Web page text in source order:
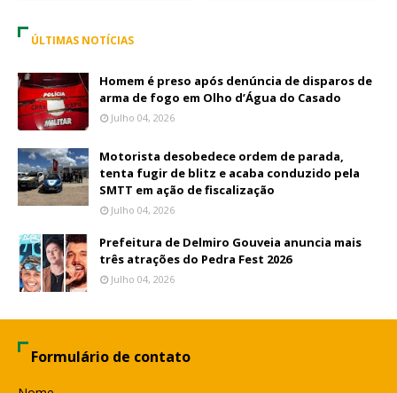
ÚLTIMAS NOTÍCIAS
Homem é preso após denúncia de disparos de
arma de fogo em Olho d’Água do Casado
Julho 04, 2026
Motorista desobedece ordem de parada,
tenta fugir de blitz e acaba conduzido pela
SMTT em ação de fiscalização
Julho 04, 2026
Prefeitura de Delmiro Gouveia anuncia mais
três atrações do Pedra Fest 2026
Julho 04, 2026
Formulário de contato